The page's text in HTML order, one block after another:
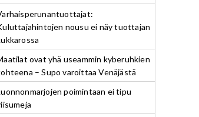
nousu ei näy tuottajan
ovat yhä useammin kyberuhkien
– Supo varoittaa Venäjästä
poimintaan ei tipu